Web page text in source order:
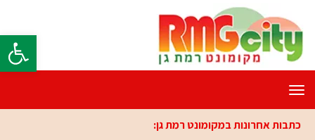
פתח
תפריט
כתבות אחרונות במקומונט רמת גן: